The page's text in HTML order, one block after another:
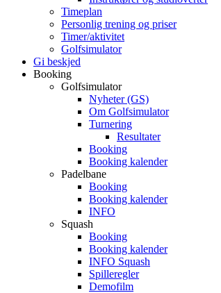
Timeplan
Personlig trening og priser
Timer/aktivitet
Golfsimulator
Gi beskjed
Booking
Golfsimulator
Nyheter (GS)
Om Golfsimulator
Turnering
Resultater
Booking
Booking kalender
Padelbane
Booking
Booking kalender
INFO
Squash
Booking
Booking kalender
INFO Squash
Spilleregler
Demofilm